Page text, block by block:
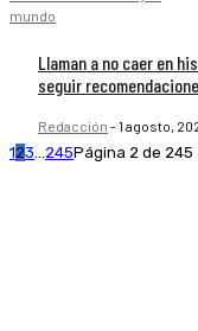
mundo
Llaman a no caer en
seguir
Redacción -1 agosto,
123...245Página 2 de 245